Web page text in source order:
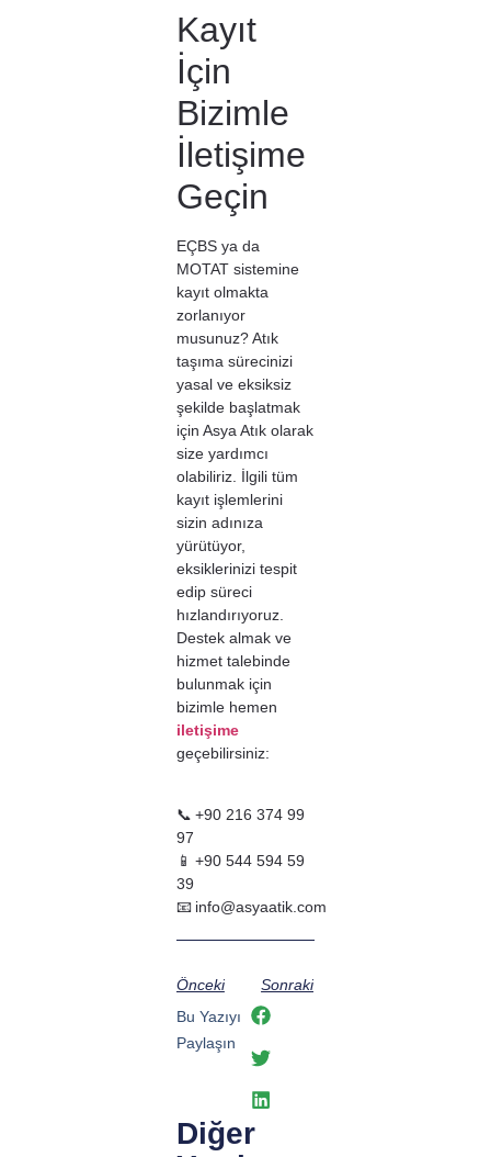
Kayıt
İçin
Bizimle
İletişime
Geçin
EÇBS ya da
MOTAT sistemine
kayıt olmakta
zorlanıyor
musunuz? Atık
taşıma sürecinizi
yasal ve eksiksiz
şekilde başlatmak
için Asya Atık olarak
size yardımcı
olabiliriz. İlgili tüm
kayıt işlemlerini
sizin adınıza
yürütüyor,
eksiklerinizi tespit
edip süreci
hızlandırıyoruz.
Destek almak ve
hizmet talebinde
bulunmak için
bizimle hemen
iletişime
geçebilirsiniz:
📞 +90 216 374 99
97
📱 +90 544 594 59
39
📧 info@asyaatik.com
Önceki
Sonraki
Bu Yazıyı
Paylaşın
Diğer